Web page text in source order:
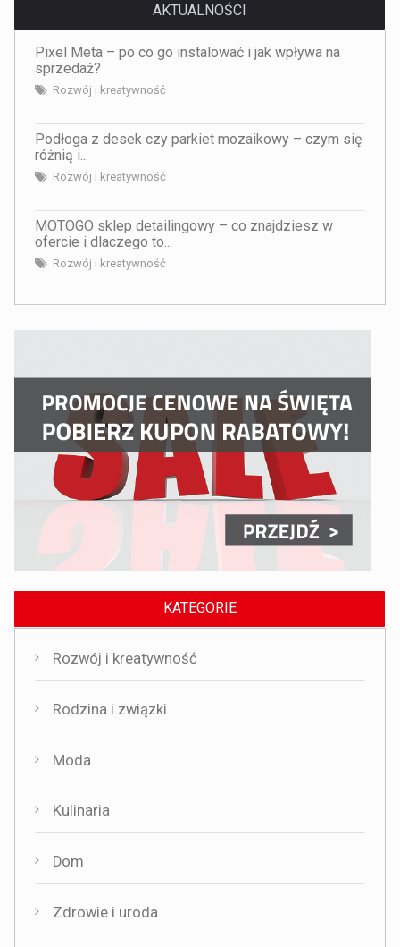
AKTUALNOŚCI
Pixel Meta – po co go instalować i jak wpływa na
sprzedaż?
Rozwój i kreatywność
Podłoga z desek czy parkiet mozaikowy – czym się
różnią i...
Rozwój i kreatywność
MOTOGO sklep detailingowy – co znajdziesz w
ofercie i dlaczego to...
Rozwój i kreatywność
KATEGORIE
Rozwój i kreatywność
Rodzina i związki
Moda
Kulinaria
Dom
Zdrowie i uroda